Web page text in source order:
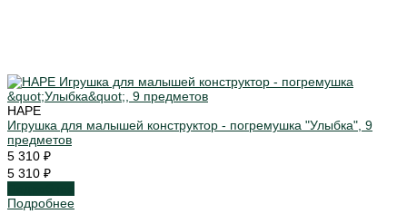
HAPE
Игрушка для малышей конструктор - погремушка "Улыбка", 9
предметов
5 310 ₽
5 310 ₽
Подробнее